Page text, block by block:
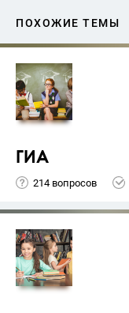
ПОХОЖИЕ ТЕМЫ
ГИА
214 вопросов